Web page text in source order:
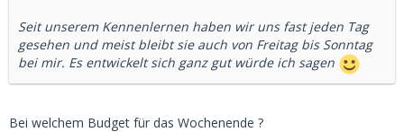
Seit unserem Kennenlernen haben wir uns fast jeden Tag
gesehen und meist bleibt sie auch von Freitag bis Sonntag
bei mir. Es entwickelt sich ganz gut würde ich sagen
Bei welchem Budget für das Wochenende ?